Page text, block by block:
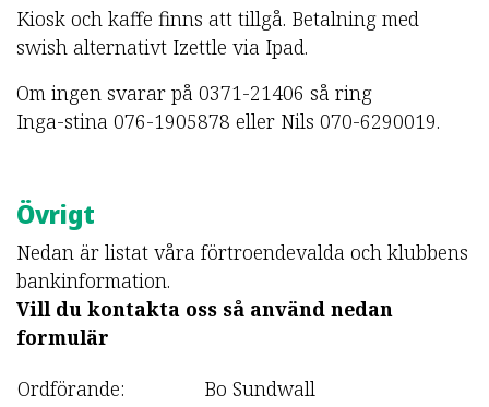
Kiosk och kaffe finns att tillgå. Betalning med
swish alternativt Izettle via Ipad.
Om ingen svarar på 0371-21406 så ring
Inga-stina 076-1905878 eller Nils 070-6290019.
Övrigt
Nedan är listat våra förtroendevalda och klubbens
bankinformation.
Vill du kontakta oss så använd nedan
formulär
Ordförande:
Bo Sundwall